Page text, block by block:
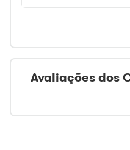
Avaliações dos